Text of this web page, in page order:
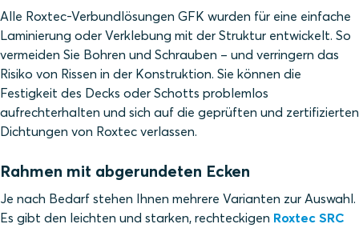
Alle Roxtec-Verbundlösungen GFK wurden für eine einfache
Laminierung oder Verklebung mit der Struktur entwickelt. So
vermeiden Sie Bohren und Schrauben – und verringern das
Risiko von Rissen in der Konstruktion. Sie können die
Festigkeit des Decks oder Schotts problemlos
aufrechterhalten und sich auf die geprüften und zertifizierten
Dichtungen von Roxtec verlassen.
Rahmen mit abgerundeten Ecken
Je nach Bedarf stehen Ihnen mehrere Varianten zur Auswahl.
Es gibt den leichten und starken, rechteckigen Roxtec SRC